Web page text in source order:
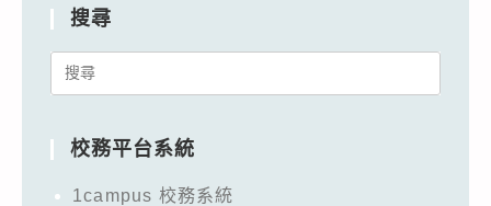
搜尋
Search
校務平台系統
1campus 校務系統